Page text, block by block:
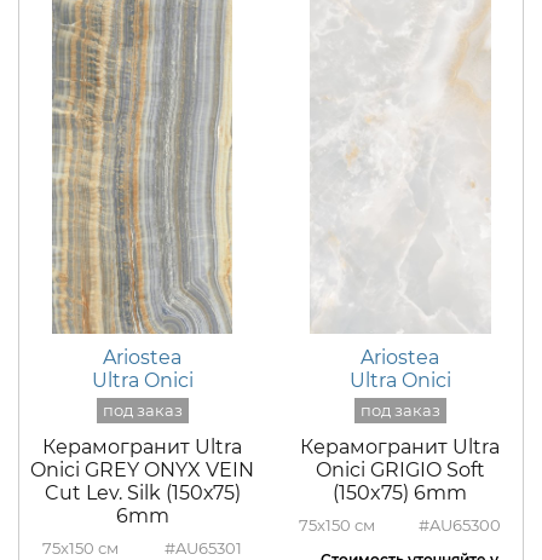
Ariostea
Ultra Onici
Керамогранит Ultra
Onici GREY ONYX VEIN
Cut Lev. Silk (150х75)
6mm
75x150 #AU65301
Ariostea
Ultra Onici
Керамогранит Ultra
Onici GRIGIO Soft
(150x75) 6mm
75x150 #AU65300